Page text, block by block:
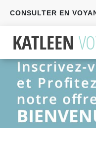
CONSULTER EN